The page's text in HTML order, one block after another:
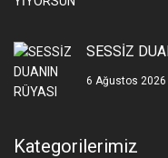
SESSİZ
6 Ağustos 2026
Kategorilerimiz